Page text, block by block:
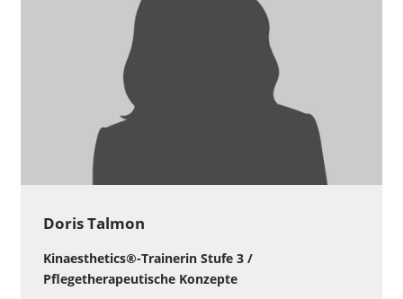
Doris Talmon
Kinaesthetics®-Trainerin Stufe 3 /
Pflegetherapeutische Konzepte